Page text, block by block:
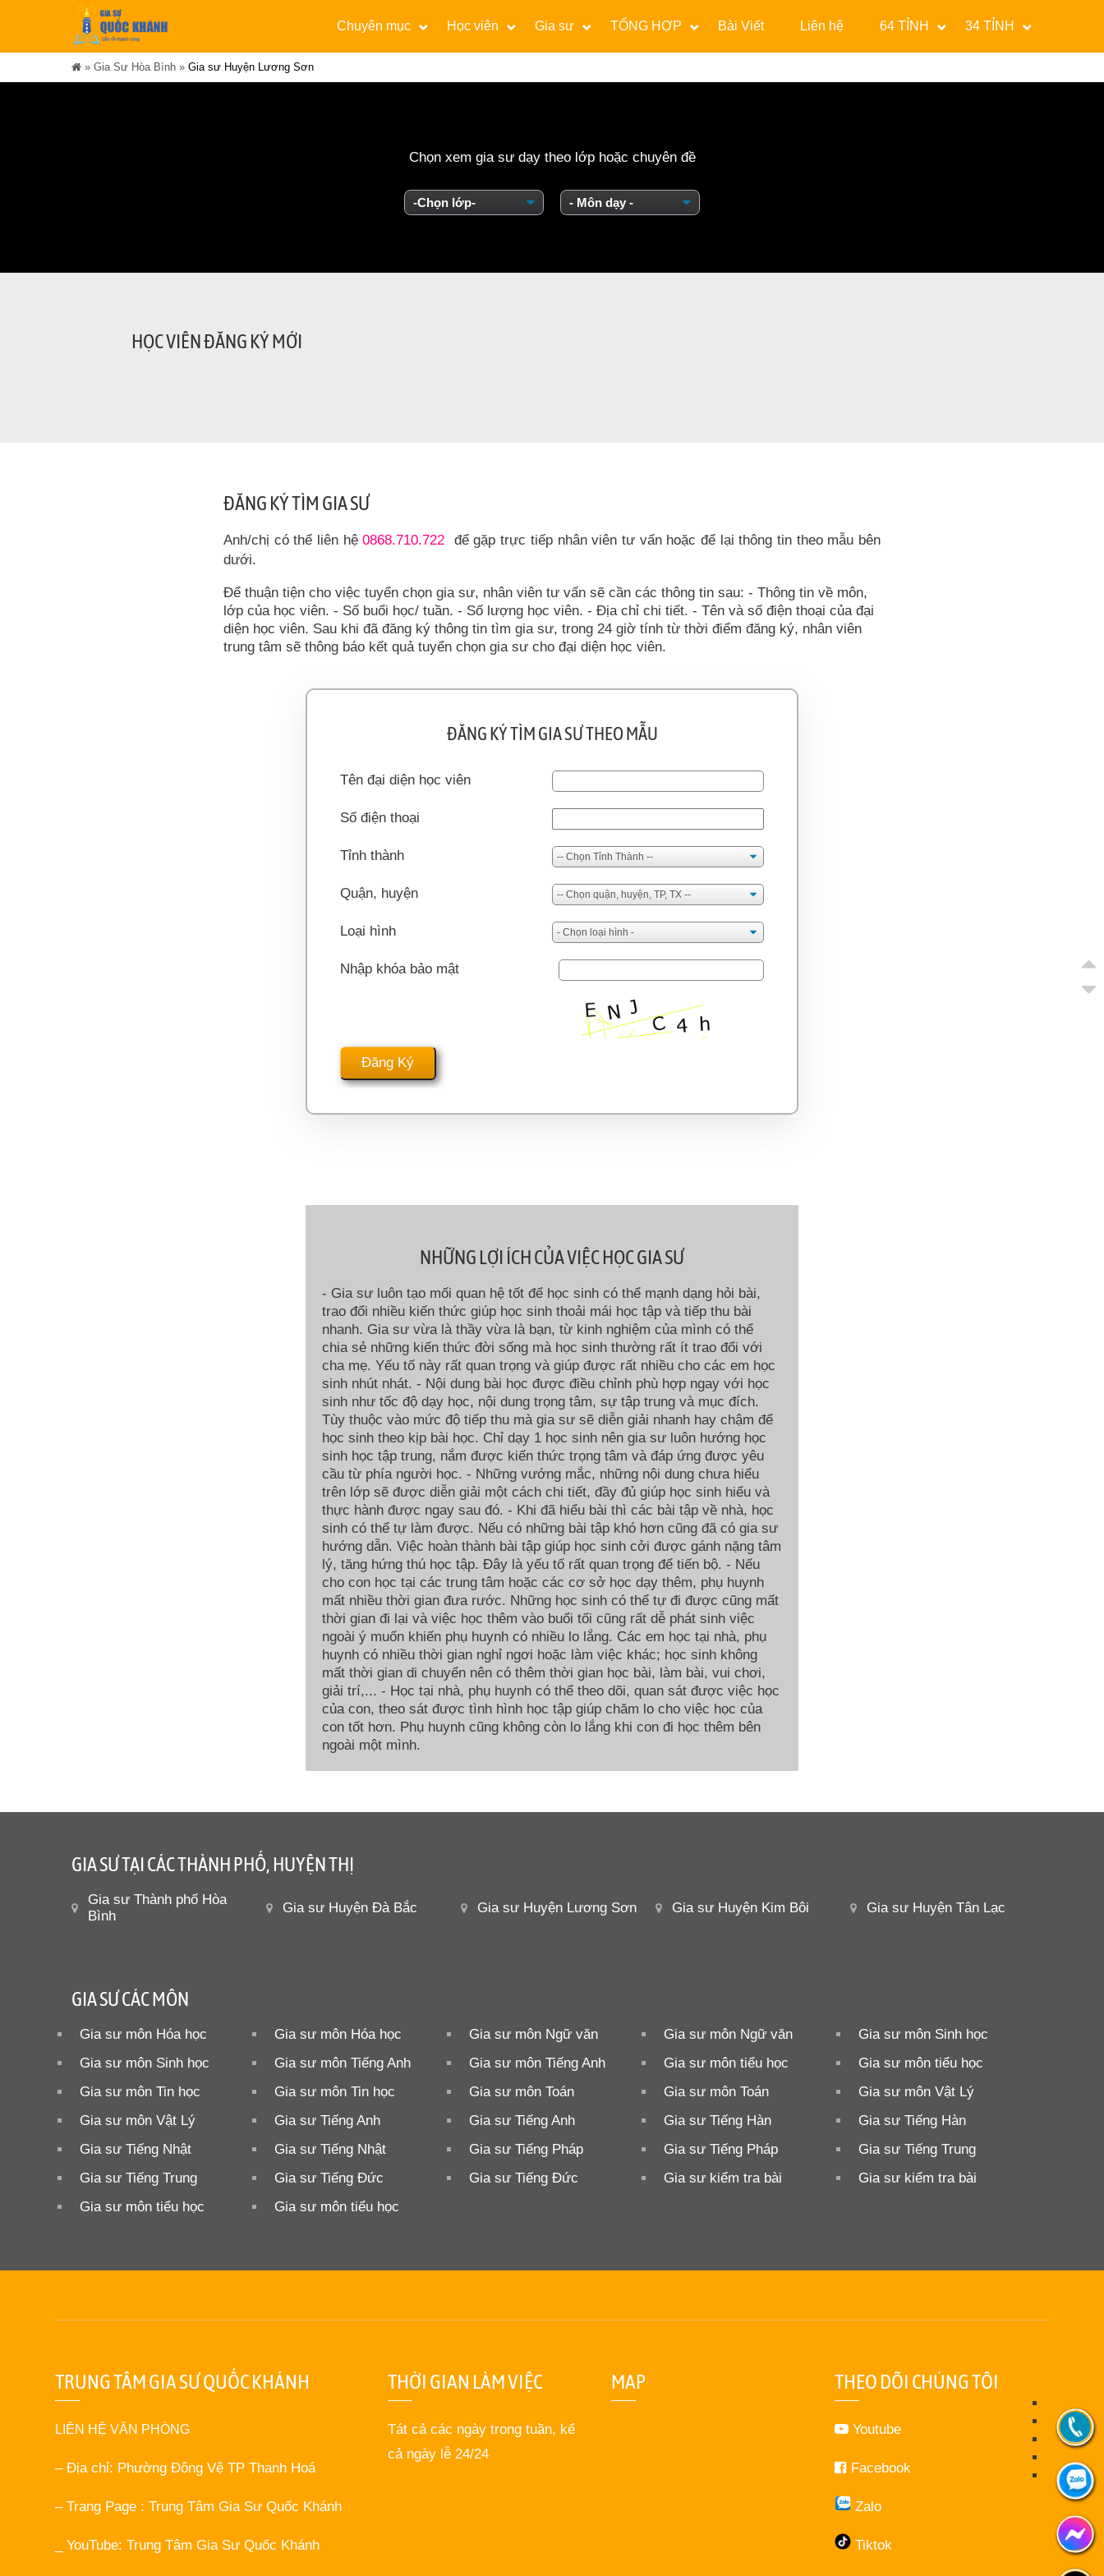
Chuyên mục Học viên Gia sư TỔNG HỢP Bài Viết Liên hệ 64 TỈNH 34 TỈNH
» Gia Sư Hòa Bình » Gia sư Huyện Lương Sơn
Chọn xem gia sư dạy theo lớp hoặc chuyên đề
HỌC VIÊN ĐĂNG KÝ MỚI
ĐĂNG KÝ TÌM GIA SƯ
Anh/chị có thể liên hệ0868.710.722
để gặp trực tiếp nhân viên tư vấn hoặc để lại thông tin theo mẫu bên
dưới.
Để thuận tiện cho việc tuyển chọn gia sư, nhân viên tư vấn sẽ cần các thông tin sau: - Thông tin về môn,
lớp của học viên. - Số buổi học/ tuần. - Số lượng học viên. - Địa chỉ chi tiết. - Tên và số điện thoại của đại
diện học viên. Sau khi đã đăng ký thông tin tìm gia sư, trong 24 giờ tính từ thời điểm đăng ký, nhân viên
trung tâm sẽ thông báo kết quả tuyển chọn gia sư cho đại diện học viên.
ĐĂNG KÝ TÌM GIA SƯ THEO MẪU
Tên đại diện học viên
Số điện thoại
Tỉnh thành
Quận, huyện
Loại hình
Nhập khóa bảo mật
NHỮNG LỢI ÍCH CỦA VIỆC HỌC GIA SƯ
- Gia sư luôn tạo mối quan hệ tốt để học sinh có thể mạnh dạng hỏi bài,
trao đổi nhiều kiến thức giúp học sinh thoải mái học tập và tiếp thu bài
nhanh. Gia sư vừa là thầy vừa là bạn, từ kinh nghiệm của mình có thể
chia sẻ những kiến thức đời sống mà học sinh thường rất ít trao đổi với
cha mẹ. Yếu tố này rất quan trọng và giúp được rất nhiều cho các em học
sinh nhút nhát. - Nội dung bài học được điều chỉnh phù hợp ngay với học
sinh như tốc độ dạy học, nội dung trọng tâm, sự tập trung và mục đích.
Tùy thuộc vào mức độ tiếp thu mà gia sư sẽ diễn giải nhanh hay chậm để
học sinh theo kịp bài học. Chỉ dạy 1 học sinh nên gia sư luôn hướng học
sinh học tập trung, nắm được kiến thức trọng tâm và đáp ứng được yêu
cầu từ phía người học. - Những vướng mắc, những nội dung chưa hiểu
trên lớp sẽ được diễn giải một cách chi tiết, đầy đủ giúp học sinh hiểu và
thực hành được ngay sau đó. - Khi đã hiểu bài thì các bài tập về nhà, học
sinh có thể tự làm được. Nếu có những bài tập khó hơn cũng đã có gia sư
hướng dẫn. Việc hoàn thành bài tập giúp học sinh cởi được gánh nặng tâm
lý, tăng hứng thú học tập. Đây là yếu tố rất quan trọng để tiến bộ. - Nếu
cho con học tại các trung tâm hoặc các cơ sở học dạy thêm, phụ huynh
mất nhiều thời gian đưa rước. Những học sinh có thể tự đi được cũng mất
thời gian đi lại và việc học thêm vào buổi tối cũng rất dễ phát sinh việc
ngoài ý muốn khiến phụ huynh có nhiều lo lắng. Các em học tại nhà, phụ
huynh có nhiều thời gian nghỉ ngơi hoặc làm việc khác; học sinh không
mất thời gian di chuyển nên có thêm thời gian học bài, làm bài, vui chơi,
giải trí,... - Học tại nhà, phụ huynh có thể theo dõi, quan sát được việc học
của con, theo sát được tình hình học tập giúp chăm lo cho việc học của
con tốt hơn. Phụ huynh cũng không còn lo lắng khi con đi học thêm bên
ngoài một mình.
GIA SƯ TẠI CÁC THÀNH PHỐ, HUYỆN THỊ
Gia sư Thành phố Hòa
Bình
Gia sư Huyện Đà Bắc Gia sư Huyện Lương Sơn Gia sư Huyện Kim Bôi Gia sư Huyện Tân Lạc
GIA SƯ CÁC MÔN
Gia sư môn Hóa học Gia sư môn Hóa học Gia sư môn Ngữ văn Gia sư môn Ngữ văn
Gia sư môn Sinh học
Gia sư môn Sinh học
Gia sư môn Tiếng Anh Gia sư môn Tiếng Anh Gia sư môn tiểu học
Gia sư môn tiểu học
Gia sư môn Tin học
Gia sư môn Tin học Gia sư môn Toán Gia sư môn Toán
Gia sư môn Vật Lý
Gia sư môn Vật Lý
Gia sư Tiếng Anh Gia sư Tiếng Anh Gia sư Tiếng Hàn
Gia sư Tiếng Hàn
Gia sư Tiếng Nhật
Gia sư Tiếng Nhật Gia sư Tiếng Pháp Gia sư Tiếng Pháp
Gia sư Tiếng Trung
Gia sư Tiếng Trung
Gia sư Tiếng Đức Gia sư Tiếng Đức Gia sư kiểm tra bài
Gia sư kiểm tra bài
Gia sư môn tiểu học
Gia sư môn tiểu học
TRUNG TÂM GIA SƯ QUỐC KHÁNH
LIÊN HỆ VĂN PHÒNG
– Địa chỉ: Phường Đông Vệ TP Thanh Hoá
– Trang Page : Trung Tâm Gia Sư Quốc Khánh
_ YouTube: Trung Tâm Gia Sư Quốc Khánh
THỜI GIAN LÀM VIỆC
Tát cả các ngày trong tuần, kể
cả ngày lễ 24/24
MAP THEO DÕI CHÚNG TÔI
Youtube
Facebook
Zalo
Tiktok